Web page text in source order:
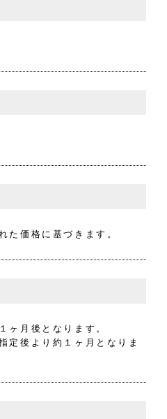
た価格に基づきます。
ヶ月後となります。
定後より約１ヶ月となりま